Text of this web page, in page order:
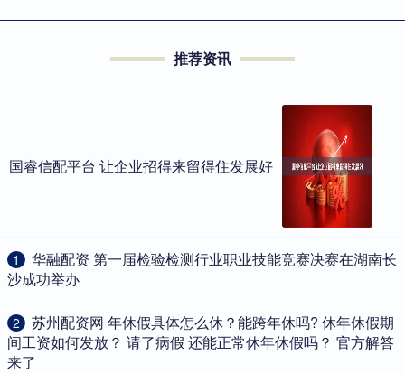
推荐资讯
国睿信配平台 让企业招得来留得住发展好
1
​华融配资 第一届检验检测行业职业技能竞赛决赛在湖南长
沙成功举办
2
​苏州配资网 年休假具体怎么休？能跨年休吗? 休年休假期
间工资如何发放？ 请了病假 还能正常休年休假吗？ 官方解答
来了